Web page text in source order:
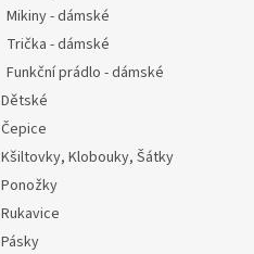
Mikiny - dámské
Trička - dámské
Funkční prádlo - dámské
Dětské
Čepice
Kšiltovky, Klobouky, Šátky
Ponožky
Rukavice
Pásky